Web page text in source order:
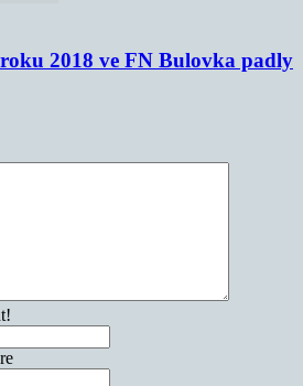
2018 ve FN Bulovka padly